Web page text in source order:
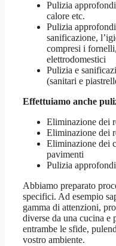
Pulizia
calore etc.
Pulizia
sanificazione,
compresi i
elettrodomestici
Pulizia e
(sanitari e
Effettuiamo anche
Eliminazione dei
Eliminazione dei
Eliminazione dei
pavimenti
Pulizia
Abbiamo preparato
specifici. Ad esempio
gamma di attenzioni,
diverse da una cucina e
entrambe le sfide,
vostro ambiente.